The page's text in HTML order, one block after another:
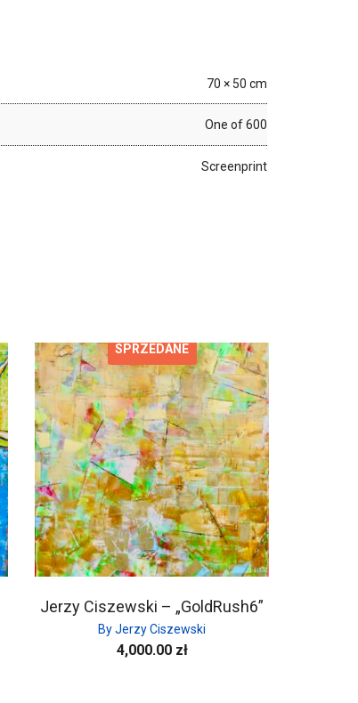
70 × 50 cm
One of 600
Screenprint
SPRZEDANE
Jerzy Ciszewski – „GoldRush6”
By Jerzy Ciszewski
4,000.00 zł